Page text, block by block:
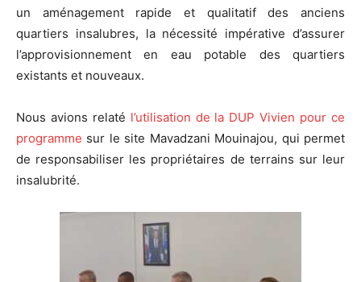
un aménagement rapide et qualitatif des anciens
quartiers insalubres, la nécessité impérative d’assurer
l’approvisionnement en eau potable des quartiers
existants et nouveaux.
Nous avions relaté l’utilisation de la DUP Vivien pour ce
programme sur le site Mavadzani Mouinajou, qui permet
de responsabiliser les propriétaires de terrains sur leur
insalubrité.